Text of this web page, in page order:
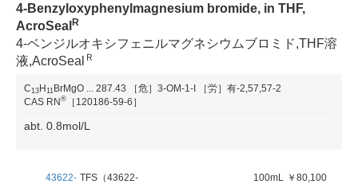
4-Benzyloxyphenylmagnesium bromide, in THF,
AcroSeal R
4-ベンジルオキシフェニルマグネシウムブロミド,THF溶
液,AcroSeal Ｒ
C13H11BrMgO ... 287.43 ［危］3-OM-1-I
［労］有-2,57,57-2
CAS RN® ［120186-59-6］
abt. 0.8mol/L
43622- TFS（43622-
100mL ￥80,100